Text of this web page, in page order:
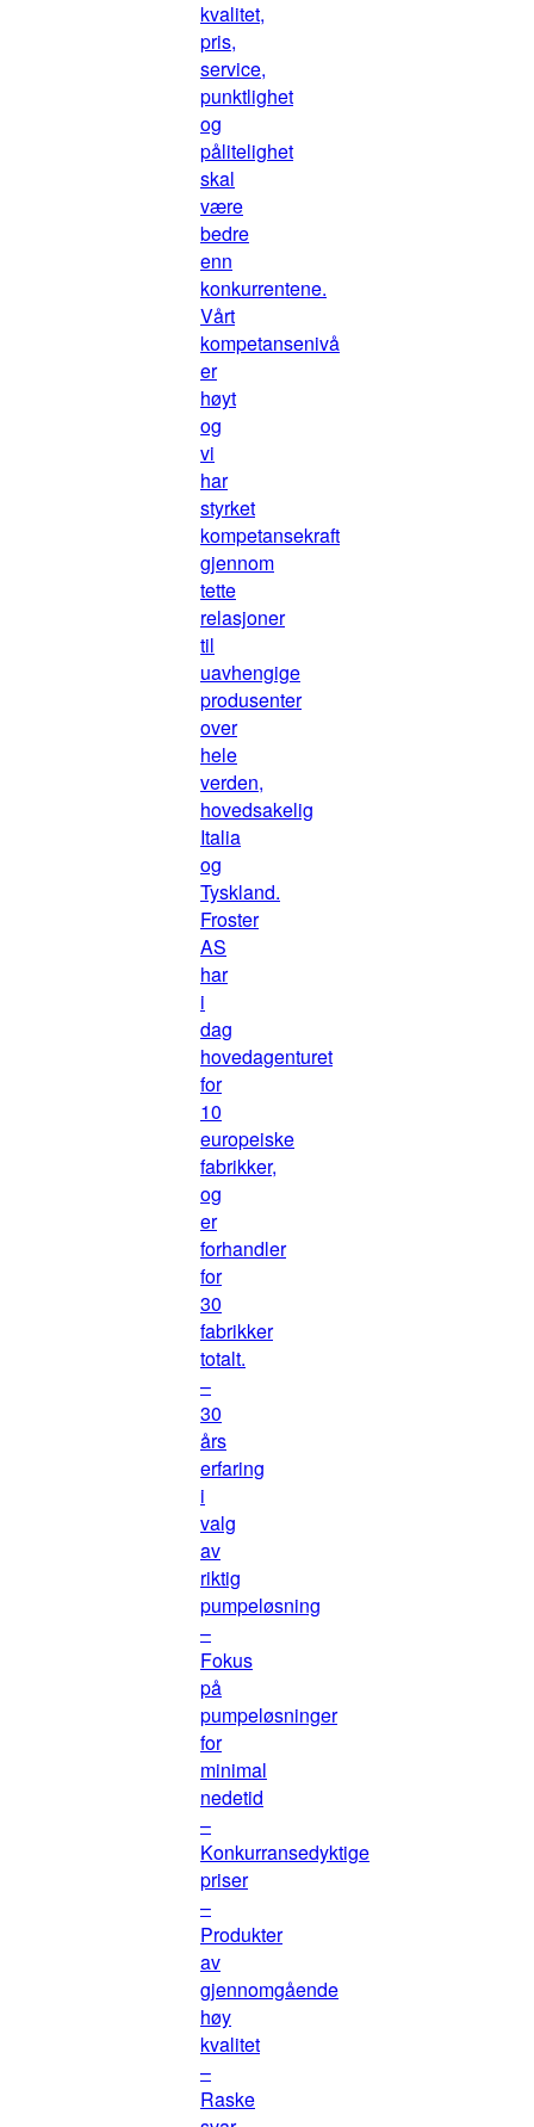
kvalitet,
pris,
service,
punktlighet
og
pålitelighet
skal
være
bedre
enn
konkurrentene.
Vårt
kompetansenivå
er
høyt
og
vi
har
styrket
kompetansekraft
gjennom
tette
relasjoner
til
uavhengige
produsenter
over
hele
verden,
hovedsakelig
Italia
og
Tyskland.
Froster
AS
har
i
dag
hovedagenturet
for
10
europeiske
fabrikker,
og
er
forhandler
for
30
fabrikker
totalt.
–
30
års
erfaring
i
valg
av
riktig
pumpeløsning
–
Fokus
på
pumpeløsninger
for
minimal
nedetid
–
Konkurransedyktige
priser
–
Produkter
av
gjennomgående
høy
kvalitet
–
Raske